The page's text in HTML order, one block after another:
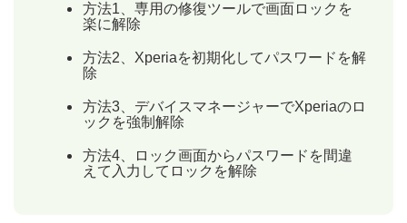
方法1、専用の修復ツールで画面ロックを
楽に解除
方法2、Xperiaを初期化してパスワードを解
除
方法3、デバイスマネージャーでXperiaのロ
ックを強制解除
方法4、ロック画面からパスワードを間違
えて入力してロックを解除